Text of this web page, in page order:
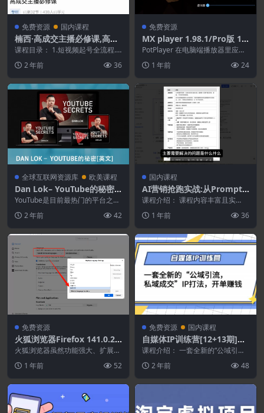
免费资源 国内课程
楠西·高成交主播必修课,高成
交,高转化,快速拿结果
课程目录： 1.短视频起号全流程.
位.mp...
2 年前 36
免费资源
MX player 1.98.1/Pro版 1.9
3.4 去广告版
PotPlayer 在电脑端播放器里应该
解码能力确...
1 年前 24
全球互联网资源库 欧美课程
Dan Lok– YouTube的秘密
[英文]
YouTube是目前最热门的平台之
我们连接，创建内...
2 年前 42
国内课程
AI营销抢跑实战:从Prompt
到方案,效率碾压同行
课程介绍： 课程内容丰富且实
AI”“需要做好什...
1 年前 36
免费资源
火狐浏览器Firefox 141.0.2
便携版 速度超快
火狐浏览器虽然功能强大、扩展性
己平时常用一款第三方...
1 年前 52
免费资源 国内课程
自媒体IP训练营[12+13期]一
套全新的“公域引流,私域成
交”IP打法开单赚钱
课程介绍： 一套全新的“公域引
走，3大导师联手教学...
2 年前 48